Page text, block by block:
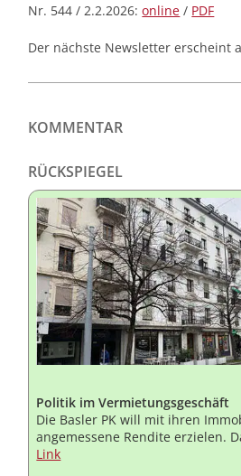
Nr. 544 / 2.2.2026:online / PDF
Der nächste Newsletter erscheint
KOMMENTAR
RÜCKSPIEGEL
Politik im Vermietungsgeschäft
Die Basler PK will mit ihren
angemessene Rendite erzielen.
Link